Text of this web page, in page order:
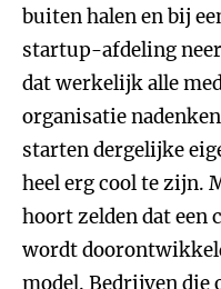
buiten halen en bij
startup-afdeling
dat werkelijk alle
organisatie
starten dergelijke
heel erg cool te zijn.
hoort zelden dat een
wordt
model. Bedrijven die